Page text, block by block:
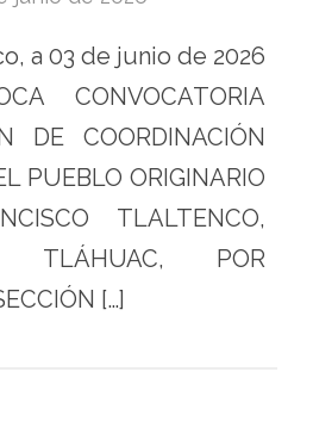
a 03 de junio de 2026
CONVOCATORIA
DE COORDINACIÓN
PUEBLO ORIGINARIO
TLALTENCO,
TLÁHUAC, POR
[…]